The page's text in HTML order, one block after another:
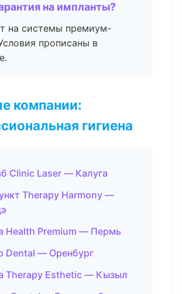
на импланты?
на системы премиум-
прописаны в
компании:
гигиена
Clinic Laser — Калуга
Therapy Harmony —
Health Premium — Пермь
Dental — Оренбург
Therapy Esthetic — Кызыл